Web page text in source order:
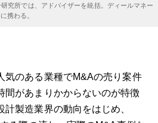
究所では、アドバイザーを統括。ディールマネー
携わる。
気のある業種でM&Aの売り案件
間があまりかからないのが特徴
製造業界の動向をはじめ、